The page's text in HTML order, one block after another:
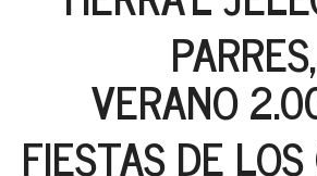
PARRES,
VERANO
FIESTAS DE